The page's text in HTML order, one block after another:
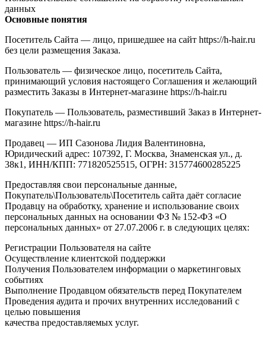
данных
Основные понятия
Посетитель Сайта — лицо, пришедшее на сайт https://h-hair.ru
без цели размещения Заказа.
Пользователь — физическое лицо, посетитель Сайта,
принимающий условия настоящего Соглашения и желающий
разместить Заказы в Интернет-магазине https://h-hair.ru
Покупатель — Пользователь, разместивший Заказ в Интернет-
магазине https://h-hair.ru
Продавец — ИП Сазонова Лидия Валентиновна,
Юридический адрес: 107392, Г. Москва, Знаменская ул., д.
38к1, ИНН/КПП: 771820525515, ОГРН: 315774600285225
Предоставляя свои персональные данные,
Покупатель\Пользователь\Посетитель сайта даёт согласие
Продавцу на обработку, хранение и использование своих
персональных данных на основании ФЗ № 152-ФЗ «О
персональных данных» от 27.07.2006 г. в следующих целях:
Регистрации Пользователя на сайте
Осуществление клиентской поддержки
Получения Пользователем информации о маркетинговых
событиях
Выполнение Продавцом обязательств перед Покупателем
Проведения аудита и прочих внутренних исследований с
целью повышения
качества предоставляемых услуг.